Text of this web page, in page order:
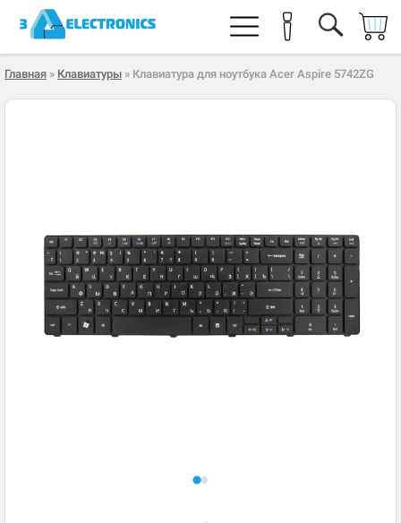
Главная » Клавиатуры » Клавиатура для ноутбука Acer Aspire 5742ZG